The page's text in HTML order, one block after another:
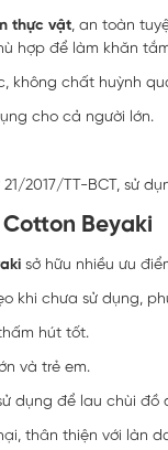
thực vật, an toàn
hợp để làm khăn
không chất huỳnh
cho cả người lớn.
2017/TT-BCT, sử
Beyaki
sở hữu nhiều ưu
khi chưa sử dụng,
hút tốt.
và trẻ em.
dụng để lau chùi đồ
thân thiện với làn